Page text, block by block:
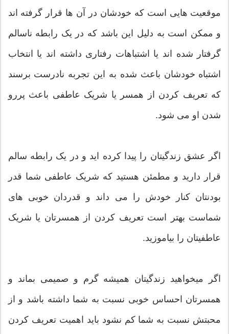
موقعیت هایی است که خودشان در آن ها قرار گرفته اند
و ممکن است به دلیل این باشد که در یک رابطه ناسالم
گرفتار شده اند یا اشتباهات رفتاری داشته اند یا انتخاب
اشتباه خودشان باعث شده به این تجربه نادرست برسند
که تعریف کردن از همسر یا شریک عاطفی باعث پررو
شدن او می شود.
اگر عشق زندگیتان را پیدا کرده اید و در یک رابطه سالم
قرار دارید و مطمئن هستید که شریک عاطفی شما قدر
بودنتان کنار خودش را می داند و قدردان خوبی های
شماست بهتر است تعریف کردن از همسرتان یا شریک
عاطفیتان را بیاموزید.
اگر میخواهید زندگیتان همیشه گرم و صمیمی بماند و
همسرتان احساس خوبی نسبت به شما داشته باشد و از
محبتش نسبت به شما کم نشود باید اهمیت تعریف کردن